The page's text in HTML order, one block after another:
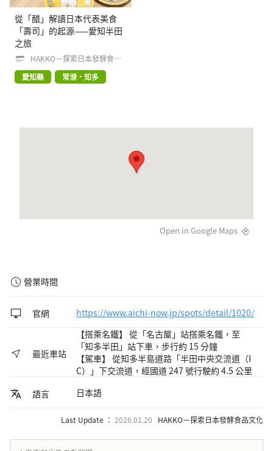
從「醋」解讀日本代表美食
「壽司」的起源——愛知半田
之旅
HAKKO－探索日本發酵食品
愛知縣
常滑・知多
Open in Google Maps
營業時間
官網 https://www.aichi-now.jp/spots/detail/1020/
最近車站
【搭乘名鐵】 從「名古屋」站搭乘名鐵，至
「知多半田」站下車，步行約 15 分鐘
【駕車】 從知多半島道路「半田中央交流道（I
C）」下交流道，經國道 247 號行駛約 4.5 公里
語言
日本語
Last Update ： 2026.01.20 HAKKO－探索日本發酵食品文化